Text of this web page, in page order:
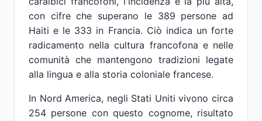
con cifre che superano le 389 persone ad
Haiti e le 333 in Francia. Ciò indica un forte
radicamento nella cultura francofona e nelle
comunità che mantengono tradizioni legate
alla lingua e alla storia coloniale francese.
In Nord America, negli Stati Uniti vivono circa
254 persone con questo cognome, risultato